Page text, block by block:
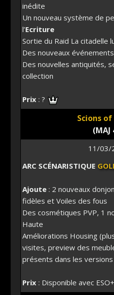
inédite
Un nouveau système de
l’Ecriture
Sortie du Raid La citadelle
Des nouveaux
Des nouvelles antiquités,
collection
Prix: ?
Scions
(MAJ
11/03/
ARC SCÉNARISTIQUE
Ajoute: 2 nouveaux
fidèles et Voiles des fous
Des cosmétiques PVP, 1
Haute
Améliorations Housing
visites, preview des
présents dans les
Prix: Disponible avec